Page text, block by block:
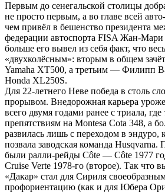
Первым до сенегальской столицы
не просто первым, а во главе всей
чем привёл в бешенство президента
федерации автоспорта FISA Жан-Мари
больше его вывел из себя факт, что
«двухколёсным»: вторым в общем
Yamaha XT500, а третьим — Филипп
Honda XL250S.
Для 22-летнего Неве победа в столь
прорывом. Внедорожная карьера
всего двумя годами ранее с триала, где
препятствиям на Montesa Cota 348, а
развилась лишь с переходом в эндуро,
позвала заводская команда
были ралли-рейды Côte — Côte 1977
Cruise Verte 1978-го (второе). Так что
«Дакар» стал для Сириля
профориентацию (как и для Юбера